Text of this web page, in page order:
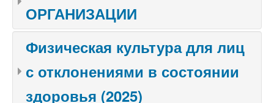
ОРГАНИЗАЦИИ
Физическая культура для лиц
с отклонениями в состоянии
здоровья (2025)